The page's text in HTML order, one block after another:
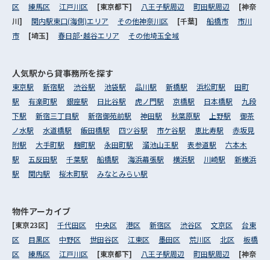
区
練馬区 江戸川区 [東京都下] 八王子駅周辺 町田駅周辺
[神奈
川] 関内駅東口(海側)エリア その他神奈川区 [千葉] 船橋市
市川
市
[埼玉] 春日部･越谷エリア その他埼玉全域
人気駅から貸事務所を探す
東京駅 新宿駅 渋谷駅 池袋駅 品川駅 新橋駅 浜松町駅
田町
駅
有楽町駅 銀座駅 日比谷駅 虎ノ門駅 京橋駅 日本橋駅
九段
下駅
新宿三丁目駅 新宿御苑前駅 神田駅 秋葉原駅 上野駅
御茶
ノ水駅
水道橋駅 飯田橋駅 四ツ谷駅 市ケ谷駅 恵比寿駅
赤坂見
附駅
大手町駅 麹町駅 永田町駅 溜池山王駅 表参道駅
六本木
駅
五反田駅 千葉駅 船橋駅 海浜幕張駅 横浜駅 川崎駅
新横浜
駅
関内駅 桜木町駅 みなとみらい駅
物件アーカイブ
[東京23区] 千代田区 中央区 港区 新宿区 渋谷区 文京区
台東
区
目黒区 中野区 世田谷区 江東区 墨田区 荒川区 北区
板橋
区
練馬区 江戸川区 [東京都下] 八王子駅周辺 町田駅周辺 [神奈